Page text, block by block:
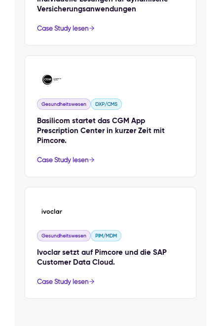
Versicherungsanwendungen
Case Study lesen
Gesundheitswesen DXP/CMS
Basilicom startet das CGM App
Prescription Center in kurzer Zeit mit
Pimcore.
Case Study lesen
Gesundheitswesen PIM/MDM
Ivoclar setzt auf Pimcore und die SAP
Customer Data Cloud.
Case Study lesen